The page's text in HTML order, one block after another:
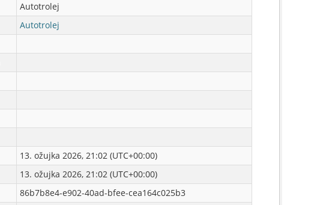
Autotrolej
Autotrolej
13. ožujka 2026, 21:02 (UTC+00:00)
13. ožujka 2026, 21:02 (UTC+00:00)
86b7b8e4-e902-40ad-bfee-cea164c025b3